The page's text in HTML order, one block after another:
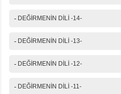
- DEĞİRMENİN DİLİ -14-
- DEĞİRMENİN DİLİ -13-
- DEĞİRMENİN DİLİ -12-
- DEĞİRMENİN DİLİ -11-